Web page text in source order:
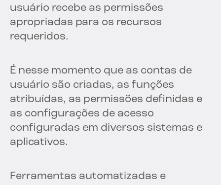
usuário recebe as permissões
apropriadas para os recursos
requeridos.
É nesse momento que as contas de
usuário são criadas, as funções
atribuídas, as permissões definidas e
as configurações de acesso
configuradas em diversos sistemas e
aplicativos.
Ferramentas automatizadas e